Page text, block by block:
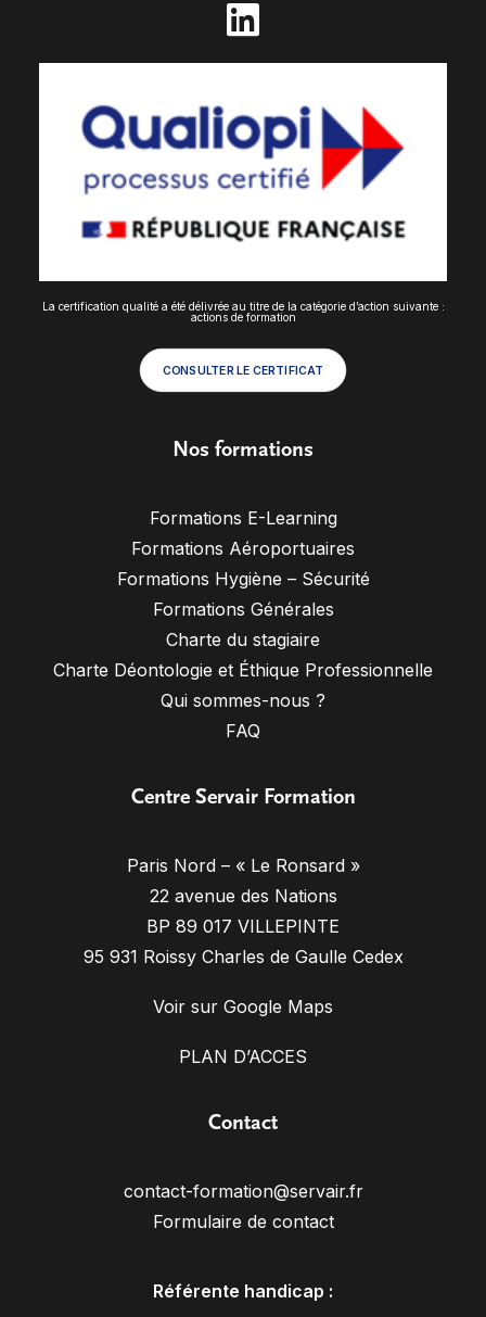
La certification qualité a été délivrée au titre de la catégorie d’action suivante :
actions de formation
CONSULTER LE CERTIFICAT
Nos formations
Formations E-Learning
Formations Aéroportuaires
Formations Hygiène – Sécurité
Formations Générales
Charte du stagiaire
Charte Déontologie et Éthique Professionnelle
Qui sommes-nous ?
FAQ
Centre Servair Formation
Paris Nord – « Le Ronsard »
22 avenue des Nations
BP 89 017 VILLEPINTE
95 931 Roissy Charles de Gaulle Cedex
Voir sur Google Maps
PLAN D’ACCES
Contact
contact-formation@servair.fr
Formulaire de contact
Référente handicap :